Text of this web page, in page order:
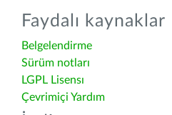
Faydalı kaynaklar
Belgelendirme
Sürüm notları
LGPL Lisensı
Çevrimiçi Yardım